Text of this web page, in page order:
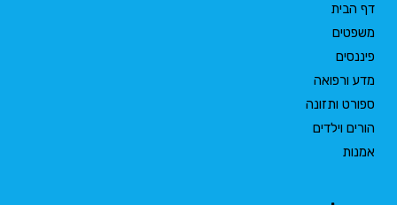
דף הבית
משפטים
פיננסים
מדע ורפואה
ספורט ותזונה
הורים וילדים
אמנות